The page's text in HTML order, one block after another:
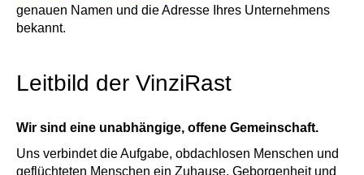
genauen Namen und die Adresse Ihres Unternehmens
bekannt.
Leitbild der VinziRast
Wir sind eine unabhängige, offene Gemeinschaft.
Uns verbindet die Aufgabe, obdachlosen Menschen und
geflüchteten Menschen ein Zuhause, Geborgenheit und